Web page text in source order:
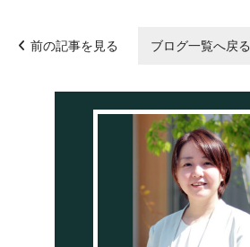
前の記事を見る ブログ一覧へ戻る